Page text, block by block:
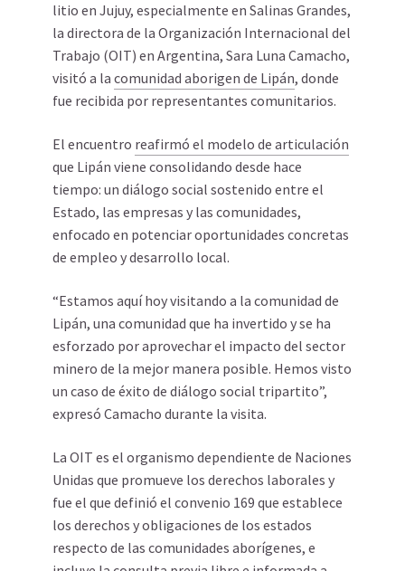
litio en Jujuy, especialmente en Salinas Grandes,
la directora de la Organización Internacional del
Trabajo (OIT) en Argentina, Sara Luna Camacho,
visitó a la comunidad aborigen de Lipán, donde
fue recibida por representantes comunitarios.
El encuentro reafirmó el modelo de articulación
que Lipán viene consolidando desde hace
tiempo: un diálogo social sostenido entre el
Estado, las empresas y las comunidades,
enfocado en potenciar oportunidades concretas
de empleo y desarrollo local.
“Estamos aquí hoy visitando a la comunidad de
Lipán, una comunidad que ha invertido y se ha
esforzado por aprovechar el impacto del sector
minero de la mejor manera posible. Hemos visto
un caso de éxito de diálogo social tripartito”,
expresó Camacho durante la visita.
La OIT es el organismo dependiente de Naciones
Unidas que promueve los derechos laborales y
fue el que definió el convenio 169 que establece
los derechos y obligaciones de los estados
respecto de las comunidades aborígenes, e